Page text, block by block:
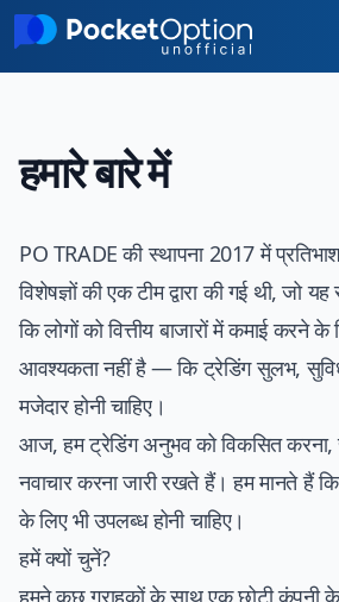
Skip to main content
हमारे बारे में
PO TRADEकी स्थापना 2017 में
विशेषज्ञों की एक टीम द्वारा की गई थी, जो
कि लोगों को वित्तीय बाजारों में कमाई करने
आवश्यकता नहीं है — कि ट्रेडिंग सुलभ,
मजेदार होनी चाहिए।
आज, हम ट्रेडिंग अनुभव को विकसित करना,
नवाचार करना जारी रखते हैं। हम मानते हैं
के लिए भी उपलब्ध होनी चाहिए।
हमें क्यों चुनें?
हमने कुछ ग्राहकों के साथ एक छोटी